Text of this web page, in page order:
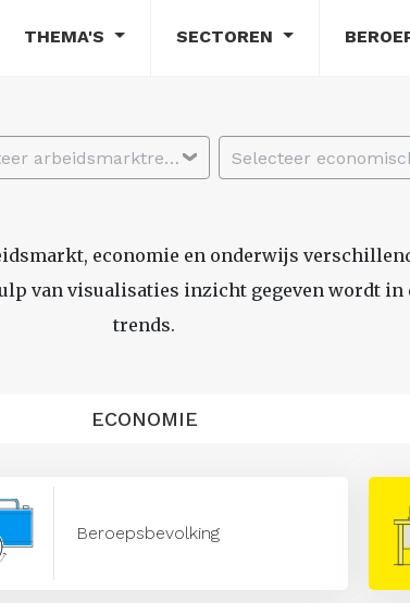
THEMA'S SECTOREN
Selecteer arbeidsmarktregio
economie en onderwijs
van visualisaties inzicht gegeven wordt
trends.
ECONOMIE
Beroepsbevolking